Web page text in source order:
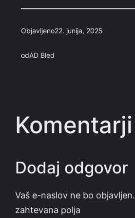
Objavljeno22. junija, 2025
odAD Bled
Komentarji
Dodaj odgovor
Vaš e-naslov ne bo objavljen.
zahtevana polja